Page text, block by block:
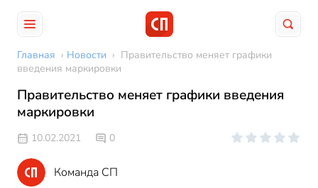
Главная › Новости › Правительство меняет графики
введения маркировки
Правительство меняет графики введения
маркировки
10.02.2021 0
Команда СП